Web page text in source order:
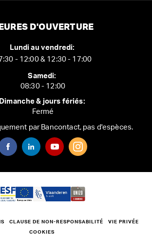
D'OUVERTURE
Lundi au vendredi:
- 12:00 & 12:30 - 17:00
Samedi:
08:30 - 12:00
Dimanche & jours fériés:
Fermé
par Bancontact, pas d'espèces.
CLAUSE DE NON-RESPONSABILITÉ VIE PRIVÉE
COOKIES